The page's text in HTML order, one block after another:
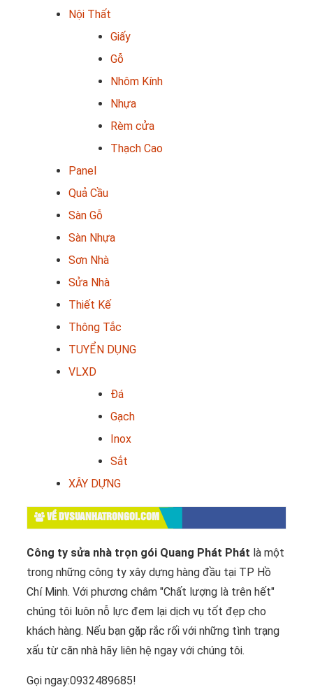
Nội Thất
Giấy
Gỗ
Nhôm Kính
Nhựa
Rèm cửa
Thạch Cao
Panel
Quả Cầu
Sàn Gỗ
Sàn Nhựa
Sơn Nhà
Sửa Nhà
Thiết Kế
Thông Tắc
TUYỂN DỤNG
VLXD
Đá
Gạch
Inox
Sắt
XÂY DỰNG
VỀ DVSUANHATRONGOI.COM
Công ty sửa nhà trọn gói Quang Phát Phát là một
trong những công ty xây dựng hàng đầu tại TP Hồ
Chí Minh. Với phương châm "Chất lượng là trên hết"
chúng tôi luôn nỗ lực đem lại dịch vụ tốt đẹp cho
khách hàng. Nếu bạn gặp rắc rối với những tình trạng
xấu từ căn nhà hãy liên hệ ngay với chúng tôi.
Gọi ngay:0932489685!